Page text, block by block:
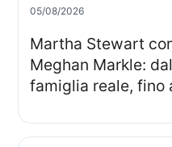
05/08/2026
Martha Stewart commenta il percorso di
Meghan Markle:
famiglia reale, fino